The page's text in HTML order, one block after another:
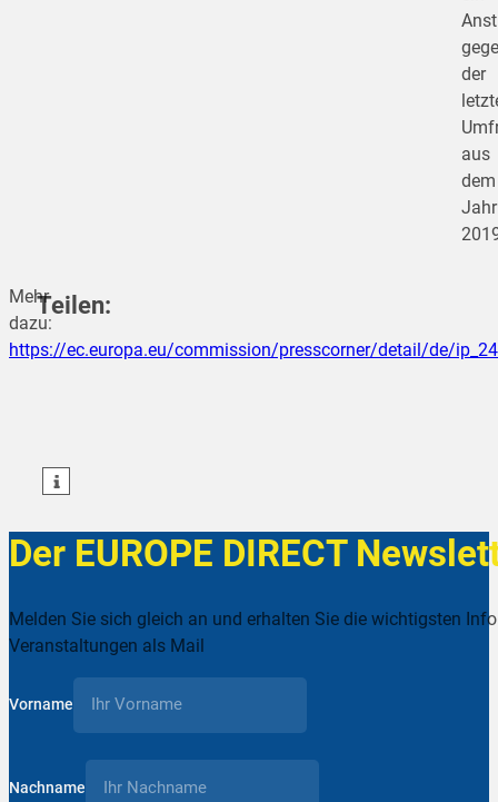
der
aus
dem
Jahr
Mehr
dazu:
https://ec.europa.eu/commission/presscorner/detail/de/
Teilen:
teilen
Der EUROPE DIRECT
Melden Sie sich gleich an und erhalten Sie die wichtigsten
Veranstaltungen als Mail
Vorname
Nachname